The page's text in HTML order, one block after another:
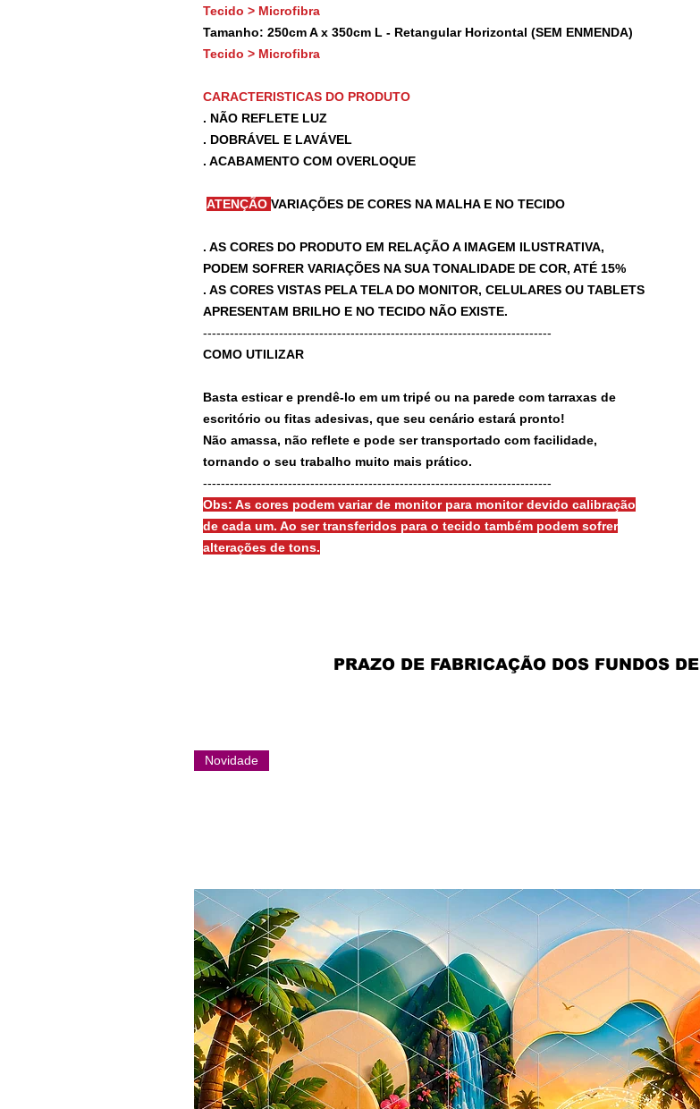
Tecido > Microfibra
Tamanho: 250cm A x 350cm L - Retangular Horizontal (SEM ENMENDA)
Tecido > Microfibra
CARACTERISTICAS DO PRODUTO
. NÃO REFLETE LUZ
. DOBRÁVEL E LAVÁVEL
. ACABAMENTO COM OVERLOQUE
ATENÇÃO VARIAÇÕES DE CORES NA MALHA E NO TECIDO
. AS CORES DO PRODUTO EM RELAÇÃO A IMAGEM ILUSTRATIVA,
PODEM SOFRER VARIAÇÕES NA SUA TONALIDADE DE COR, ATÉ 15%
. AS CORES VISTAS PELA TELA DO MONITOR, CELULARES OU TABLETS
APRESENTAM BRILHO E NO TECIDO NÃO EXISTE.
------------------------------------------------------------------------------
COMO UTILIZAR
Basta esticar e prendê-lo em um tripé ou na parede com tarraxas de
escritório ou fitas adesivas, que seu cenário estará pronto!
Não amassa, não reflete e pode ser transportado com facilidade,
tornando o seu trabalho muito mais prático.
------------------------------------------------------------------------------
Obs: As cores podem variar de monitor para monitor devido calibração
de cada um. Ao ser transferidos para o tecido também podem sofrer
alterações de tons.
PRAZO DE FABRICAÇÃO DOS FUNDOS DE
Novidade